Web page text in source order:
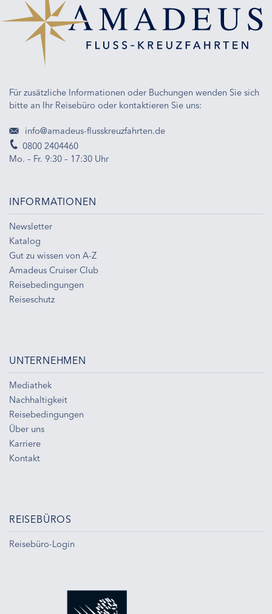
Für zusätzliche Informationen oder Buchungen wenden Sie sich
bitte an Ihr Reisebüro oder kontaktieren Sie uns:
info@amadeus-flusskreuzfahrten.de
0800 2404460
Mo. – Fr. 9:30 – 17:30 Uhr
INFORMATIONEN
Newsletter
Katalog
Gut zu wissen von A-Z
Amadeus Cruiser Club
Reisebedingungen
Reiseschutz
UNTERNEHMEN
Mediathek
Nachhaltigkeit
Reisebedingungen
Über uns
Karriere
Kontakt
REISEBÜROS
Reisebüro-Login